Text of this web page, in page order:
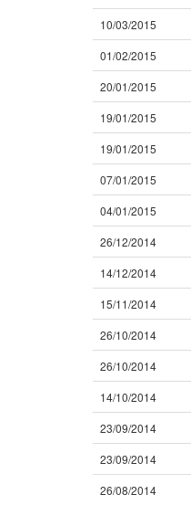
10/03/2015
01/02/2015
20/01/2015
19/01/2015
19/01/2015
07/01/2015
04/01/2015
26/12/2014
14/12/2014
15/11/2014
26/10/2014
26/10/2014
14/10/2014
23/09/2014
23/09/2014
26/08/2014